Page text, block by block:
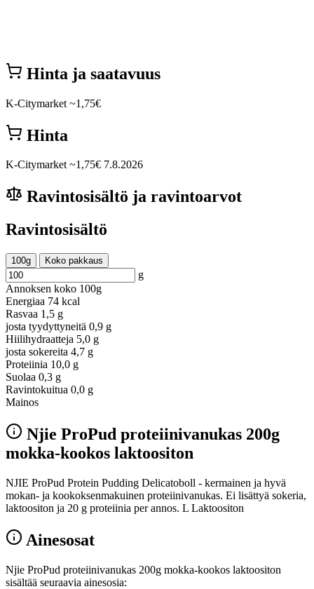
Hinta ja saatavuus
K-Citymarket ~1,75€
Hinta
K-Citymarket ~1,75€ 7.8.2026
Ravintosisältö ja ravintoarvot
Ravintosisältö
100g Koko pakkaus
g
Annoksen koko 100g
Energiaa 74 kcal
Rasvaa 1,5 g
josta tyydyttyneitä 0,9 g
Hiilihydraatteja 5,0 g
josta sokereita 4,7 g
Proteiinia 10,0 g
Suolaa 0,3 g
Ravintokuitua 0,0 g
Mainos
Njie ProPud proteiinivanukas 200g
mokka-kookos laktoositon
NJIE ProPud Protein Pudding Delicatoboll - kermainen ja hyvä
mokan- ja kookoksenmakuinen proteiinivanukas. Ei lisättyä sokeria,
laktoositon ja 20 g proteiinia per annos. L Laktoositon
Ainesosat
Njie ProPud proteiinivanukas 200g mokka-kookos laktoositon
sisältää seuraavia ainesosia: